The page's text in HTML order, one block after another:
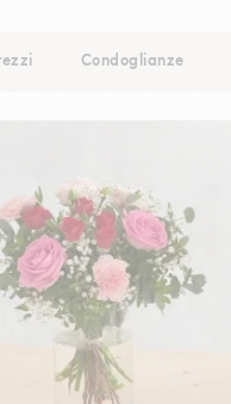
Condoglianze